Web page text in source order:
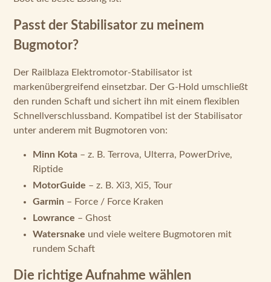
Passt der Stabilisator zu meinem
Bugmotor?
Der Railblaza Elektromotor-Stabilisator ist
markenübergreifend einsetzbar. Der G-Hold umschließt
den runden Schaft und sichert ihn mit einem flexiblen
Schnellverschlussband. Kompatibel ist der Stabilisator
unter anderem mit Bugmotoren von:
Minn Kota – z. B. Terrova, Ulterra, PowerDrive,
Riptide
MotorGuide – z. B. Xi3, Xi5, Tour
Garmin – Force / Force Kraken
Lowrance – Ghost
Watersnake und viele weitere Bugmotoren mit
rundem Schaft
Die richtige Aufnahme wählen